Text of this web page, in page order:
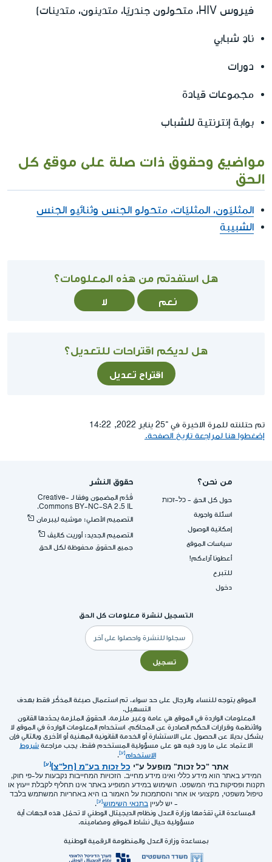
فيروس HIV، متحولون جندريًا، متدينون، متدينات)
نادٍ شبابي
دورات
مجموعات قيادة
بوابة إنترنتية للشباب
مواضيع وحقوق ذات صلة على موقع كل
الحق
المثليّون، المثليّات، متحولو الجنس وثنائيو الجنس
الشبيبة
هل استفدتم من هذه المعلومات؟
نعم لا
هل لديكم اقتراحات للتعديل؟
اقتراح تعديل
تم حتلنته للمرة الاخيرة في ־25 يناير 2022, 14:22
إضغطوا هنا لمراجعة تاريخ الصفحة.
من نحن؟
حول كل الحق - כל-זכות
اسئلة واجوبة
إمكانية الوصول
سياسات الموقع
أعطونا آراءكم!
للتبرع
دخول
حقوق النشر
قُدِّم المضمون وفقا لـ -Creative
Commons BY-NC-SA 2.5 IL.
التصميم الأصلي: موشيه ليبرمان
التصميم الجديد: أوريت كاليڤ
جميع الحقوق محفوظة لكل الحق
التسجيل لنشرة معلومات كل الحق
البريد
الإلكتروني
تسجيل
الموقع يتوجه للنساء والرجال على حد سواء. تم استعمال صيغة المذكّر فقط بهدف
التسهيل.
المعلومات الواردة في الموقع هي عامة وغير ملزمة. الحقوق الملزمة يحدّدها القانون
والأنظمة وقرارات الحكم الصادرة عن المحاكم. استخدام المعلومات الواردة في الموقع لا
يشكل بديلا عن الحصول على الاستشارة أو الخدمة القانونية المهنية أو الأخرى وبالتالي فإن
الاعتماد على ما ورد فيه هو على مسؤولية المستخدم فقط. يجب مراجعة شروط
الاستخدام
.
אתר "כל זכות" מופעל ע"י כל זכות בע"מ (חל"צ)
המידע באתר הוא מידע כללי ואינו מידע מחייב. הזכויות המחייבות נקבעות על-פי חוק,
תקנות ופסיקות בתי המשפט. השימוש במידע המופיע באתר אינו תחליף לקבלת ייעוץ או
טיפול משפטי, מקצועי או אחר והסתמכות על האמור בו היא באחריות המשתמש בלבד
- יש לעיין בתנאי השימוש
.
المساعدة التي تقدّمها وزارة العدل ونظام الديجيتال الوطني لا تحمّل هذه الجهات أية
مسؤولية حيال نشاط الموقع ومضامينه.
بمساعدة وزارة العدل والمنظومة الرقمية الوطنية